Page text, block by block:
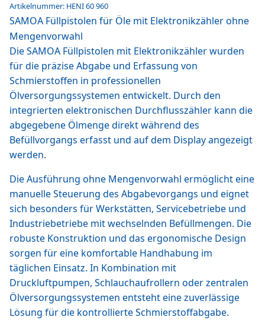
Artikelnummer: HENI 60 960
SAMOA Füllpistolen für Öle mit Elektronikzähler ohne
Mengenvorwahl
Die SAMOA Füllpistolen mit Elektronikzähler wurden
für die präzise Abgabe und Erfassung von
Schmierstoffen in professionellen
Ölversorgungssystemen entwickelt. Durch den
integrierten elektronischen Durchflusszähler kann die
abgegebene Ölmenge direkt während des
Befüllvorgangs erfasst und auf dem Display angezeigt
werden.
Die Ausführung ohne Mengenvorwahl ermöglicht eine
manuelle Steuerung des Abgabevorgangs und eignet
sich besonders für Werkstätten, Servicebetriebe und
Industriebetriebe mit wechselnden Befüllmengen. Die
robuste Konstruktion und das ergonomische Design
sorgen für eine komfortable Handhabung im
täglichen Einsatz. In Kombination mit
Druckluftpumpen, Schlauchaufrollern oder zentralen
Ölversorgungssystemen entsteht eine zuverlässige
Lösung für die kontrollierte Schmierstoffabgabe.